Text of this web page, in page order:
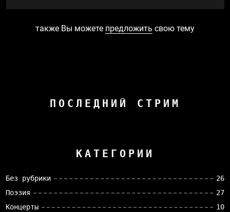
также Вы можете предложить свою тему
ПОСЛЕДНИЙ СТРИМ
КАТЕГОРИИ
Без рубрики
26
Поэзия
27
Концерты
10